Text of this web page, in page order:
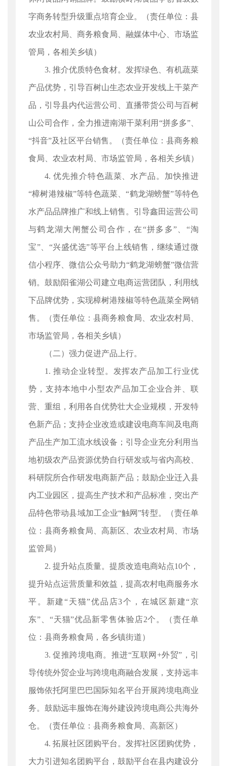
字商务转型升级重点培育企业。（责任单位：县
农业农村局、商务粮食局、融媒体中心、市场监
管局，各相关乡镇）
3. 推介优质特色食材。发挥绿色、有机蔬菜
产品优势，引导百树山生态农业开发线上干菜产
品，引导县内代运营公司、直播带货公司与百树
山公司合作，全力推进南湖干菜利用“拼多多”、
“抖音”及社区平台销售。（责任单位：县商务粮
食局、农业农村局、市场监管局，各相关乡镇）
4. 优先推介特色蔬菜、水产品。加快推进
“樟树港辣椒”等特色蔬菜、“鹤龙湖螃蟹”等特色
水产品品牌推广和线上销售。引导鑫田运营公司
与鹤龙湖大闸蟹公司合作，在“拼多多”、“淘
宝”、“兴盛优选”等平台上线销售，继续通过微
信小程序、微信公众号助力“鹤龙湖螃蟹”微信营
销。鼓励阳雀湖公司建立电商运营团队，利用线
下品牌优势，实现樟树港辣椒等特色蔬菜全网销
售。（责任单位：县商务粮食局、农业农村局、
市场监管局，各相关乡镇）
（二）强力促进产品上行。
1. 推动企业转型。发挥农产品加工行业优
势，支持本地中小型农产品加工企业合并、联
营、重组，利用各自优势壮大企业规模，开发特
色新产品；支持企业改造或建设电商车间及电商
产品生产加工流水线设备；引导企业充分利用当
地初级农产品资源优势自行研发或与省内高校、
科研院所合作研发电商新产品；鼓励企业迁入县
内工业园区，提高生产技术和产品标准，突出产
品特色带动县域加工企业“触网”转型。（责任单
位：县商务粮食局、高新区、农业农村局、市场
监管局）
2. 提升站点质量。提质改造电商站点10个，
提升站点运营质量和效益，提高农村电商服务水
平。新建“天猫”优品店3个，在城区新建“京
东”、“天猫”优品新零售体验店2个。（责任单
位：县商务粮食局，各乡镇街道）
3. 促推跨境电商。推进“互联网+外贸”，引
导传统外贸企业与跨境电商融合发展，支持远丰
服饰依托阿里巴巴国际知名平台开展跨境电商业
务。鼓励远丰服饰在海外建设跨境电商公共海外
仓。（责任单位：县商务粮食局、高新区）
4. 拓展社区团购平台。发挥社区团购优势，
大力引进知名团购平台，鼓励平台在县内建设分